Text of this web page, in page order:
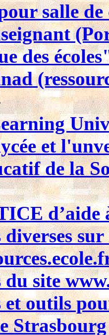
salle de
des
et
de la
d’aide
diverses
du site
et outils
Strasbourg